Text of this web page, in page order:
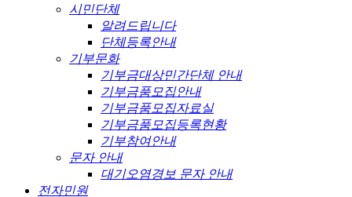
시민단체
알려드립니다
단체등록안내
기부문화
기부금대상민간단체 안내
기부금품모집안내
기부금품모집자료실
기부금품모집등록현황
기부참여안내
문자 안내
대기오염경보 문자 안내
전자민원